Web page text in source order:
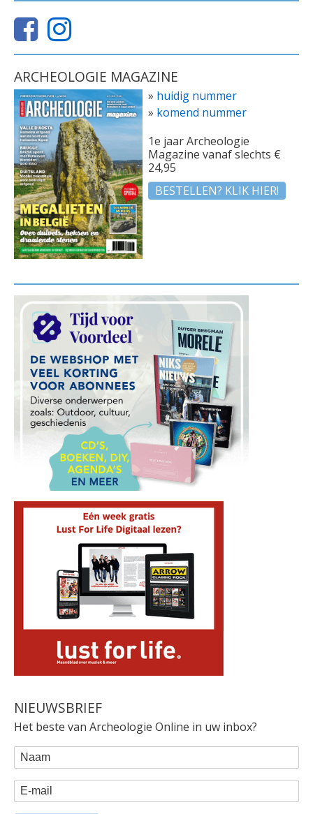
ARCHEOLOGIE MAGAZINE
» huidig nummer
» komend nummer
1e jaar Archeologie
Magazine vanaf slechts €
24,95
BESTELLEN? KLIK HIER!
NIEUWSBRIEF
Het beste van Archeologie Online in uw inbox?
WEBFORM
Naam
E-mail